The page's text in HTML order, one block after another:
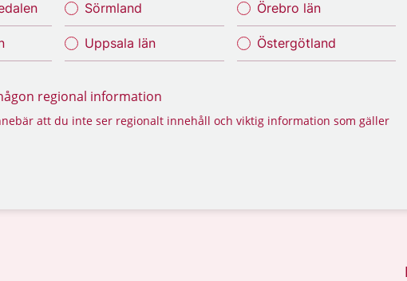
Sörmland
Uppsala län
Örebro län
Östergötland
regional information
att du inte ser regionalt innehåll och viktig information som gäller